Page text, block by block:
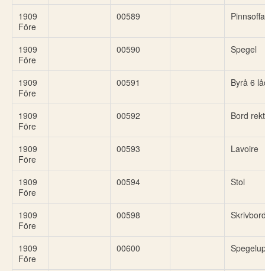
1909
Före
00589 Pinnsoffa
1909
Före
00590 Spegel
1909
Före
00591 Byrå 6
1909
Före
00592 Bord rekt
1909
Före
00593 Lavoire
1909
Före
00594 Stol
1909
Före
00598
1909
Före
00600